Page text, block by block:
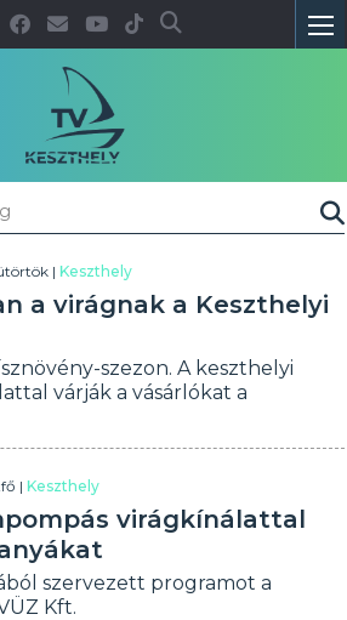
|Keszthely
a virágnak a Keszthelyi
szezon. A keszthelyi
várják a vásárlókat a
|Keszthely
virágkínálattal
szervezett programot a
Kft.